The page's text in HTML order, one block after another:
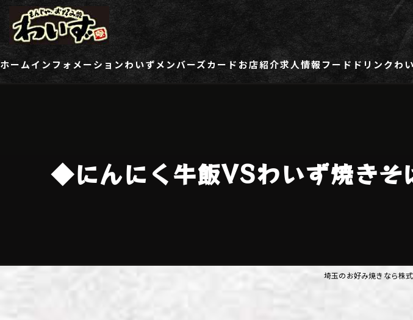
ホームインフォメーションわいずメンバーズカード お店紹介
わいず熊谷店
求人情報フード ドリンクわ
◆にんにく牛飯VSわいず焼き
埼玉のお好み焼きなら株